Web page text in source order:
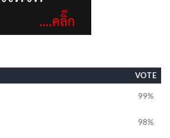
VOTE
99%
98%